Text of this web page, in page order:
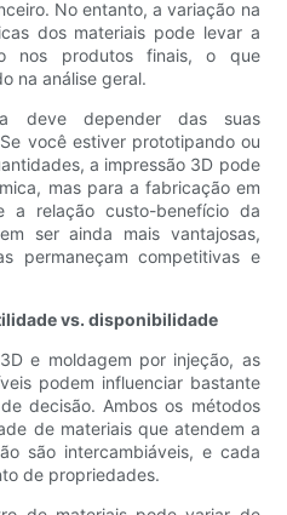
No entanto, a variação na
dos materiais pode levar a
nos produtos finais, o que
na análise geral.
deve depender das suas
você estiver prototipando ou
a impressão 3D pode
mas para a fabricação em
a relação custo-benefício da
ser ainda mais vantajosas,
permaneçam competitivas e
vs. disponibilidade
e moldagem por injeção, as
podem influenciar bastante
decisão. Ambos os métodos
de materiais que atendem a
são intercambiáveis, e cada
de propriedades.